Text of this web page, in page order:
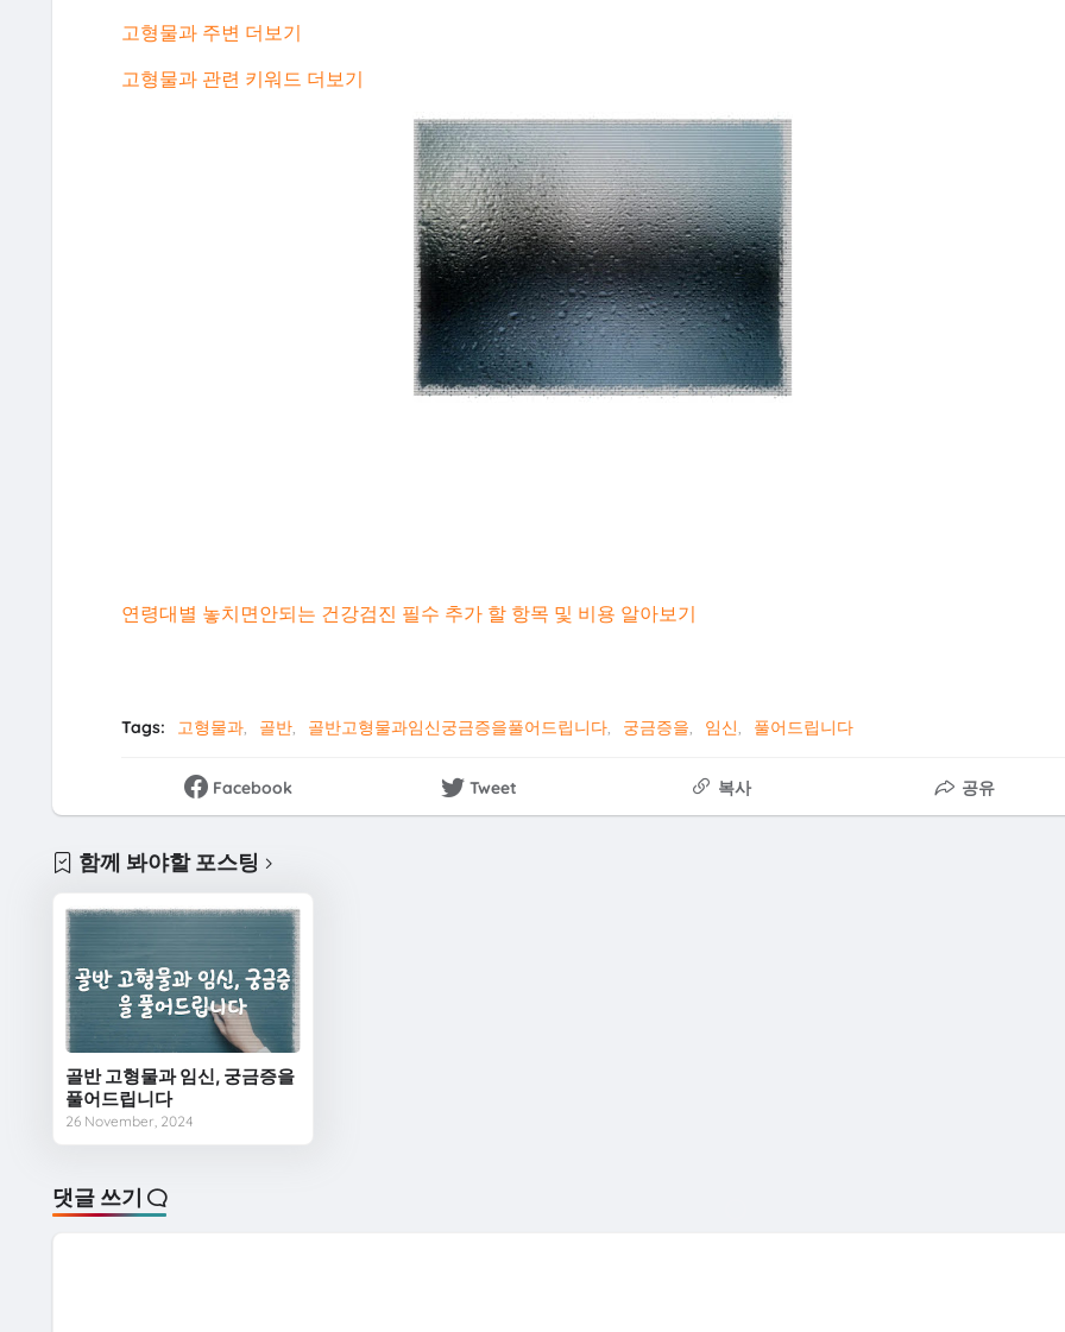
고형물과 주변 더보기
고형물과 관련 키워드 더보기
연령대별 놓치면안되는 건강검진 필수 추가 할 항목 및 비용 알아보기
Tags: 고형물과 골반 골반고형물과임신궁금증을풀어드립니다 궁금증을 임신 풀어드립니다
Facebook Tweet 복사 공유
함께 봐야할 포스팅
골반 고형물과 임신, 궁금증을
풀어드립니다
26 November, 2024
댓글 쓰기